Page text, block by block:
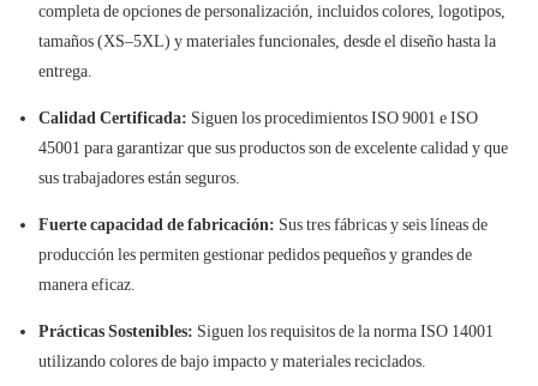
completa de opciones de personalización, incluidos colores, logotipos,
tamaños (XS–5XL) y materiales funcionales, desde el diseño hasta la
entrega.
Calidad Certificada: Siguen los procedimientos ISO 9001 e ISO
45001 para garantizar que sus productos son de excelente calidad y que
sus trabajadores están seguros.
Fuerte capacidad de fabricación: Sus tres fábricas y seis líneas de
producción les permiten gestionar pedidos pequeños y grandes de
manera eficaz.
Prácticas Sostenibles: Siguen los requisitos de la norma ISO 14001
utilizando colores de bajo impacto y materiales reciclados.